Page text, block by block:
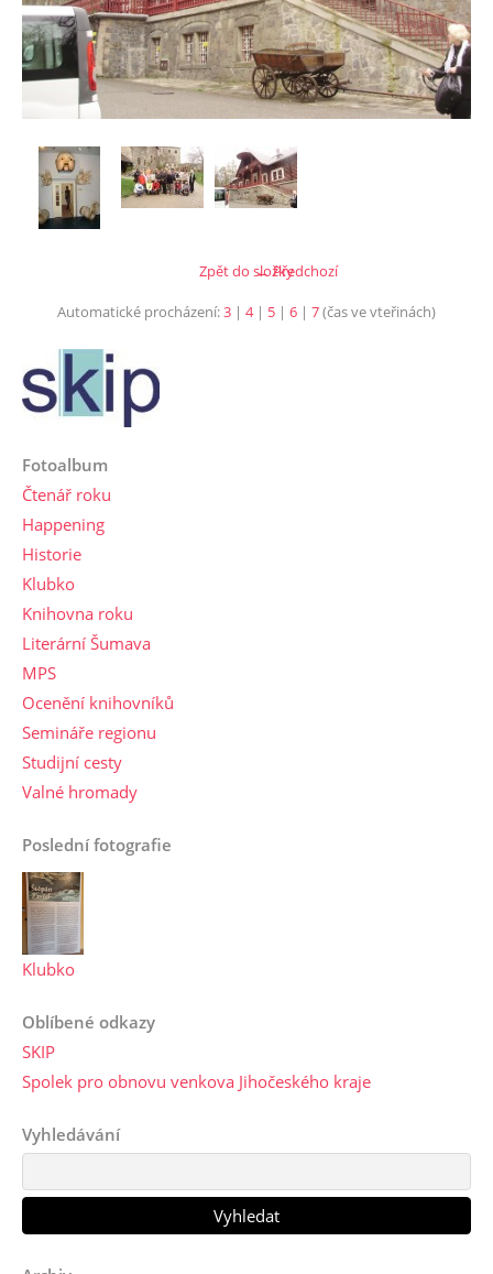
← Předchozí
Zpět do složky
Automatické procházení:3 | 4| 5 | 6 | 7(čas ve vteřinách)
Fotoalbum
Čtenář roku
Happening
Historie
Klubko
Knihovna roku
Literární Šumava
MPS
Ocenění knihovníků
Semináře regionu
Studijní cesty
Valné hromady
Poslední fotografie
Klubko
Oblíbené odkazy
SKIP
Spolek pro obnovu venkova Jihočeského kraje
Vyhledávání